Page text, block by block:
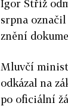
Igor Stříž
srpna označil
znění
Mluvčí
odkázal na
po oficiální